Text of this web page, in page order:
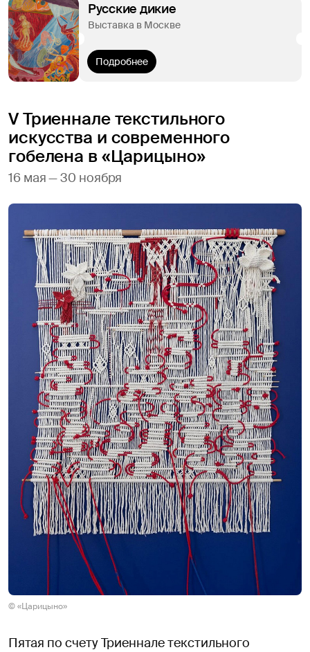
Русские дикие
Выставка в Москве
Подробнее
V Триеннале текстильного
искусства и современного
гобелена в «Царицыно»
16 мая — 30 ноября
© «Царицыно»
Пятая по счету Триеннале текстильного